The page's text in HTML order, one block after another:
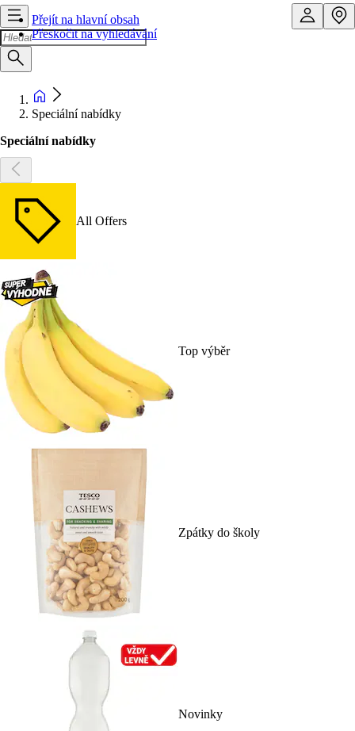
Přejít na hlavní obsah
Přeskočit na vyhledávání
Speciální nabídky
Speciální nabídky
All Offers
Top výběr
Zpátky do školy
Novinky